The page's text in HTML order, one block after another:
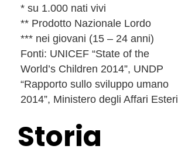
* su 1.000 nati vivi
** Prodotto Nazionale Lordo
*** nei giovani (15 – 24 anni)
Fonti: UNICEF “State of the
World’s Children 2014”, UNDP
“Rapporto sullo sviluppo umano
2014”, Ministero degli Affari Esteri
Storia